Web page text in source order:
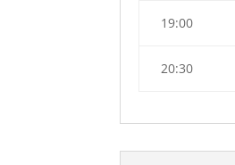
19:00
20:30